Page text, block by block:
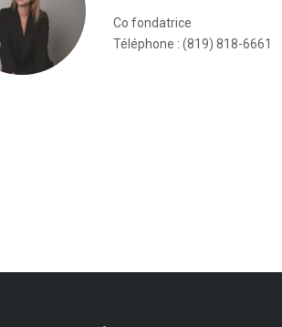
Co fondatrice
Téléphone : (819) 818-6661